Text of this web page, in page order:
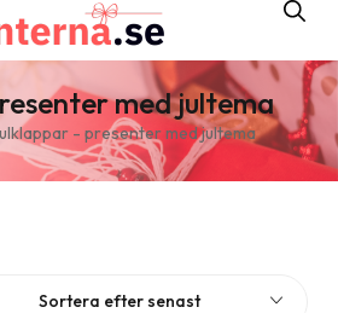
med jultema
- presenter med jultema
Sortera efter senast